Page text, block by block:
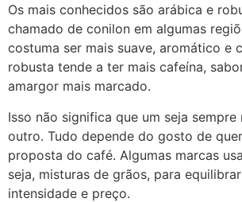
Os mais conhecidos são arábica e
chamado de conilon em algumas
costuma ser mais suave, aromático e
robusta tende a ter mais cafeína,
amargor mais marcado.
Isso não significa que um seja sempre
outro. Tudo depende do gosto de
proposta do café. Algumas marcas
seja, misturas de grãos, para
intensidade e preço.